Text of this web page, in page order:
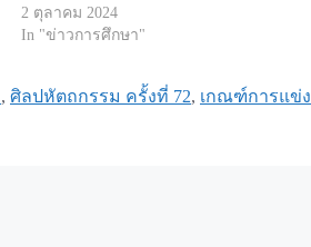
2 ตุลาคม 2024
In "ข่าวการศึกษา"
, ศิลปหัตถกรรม ครั้งที่ 72, เกณฑ์การแข่